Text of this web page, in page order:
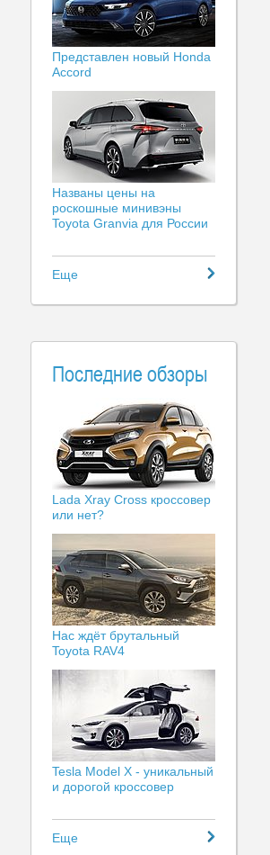
Представлен новый Honda
Accord
Названы цены на
роскошные минивэны
Toyota Granvia для России
Еще
Последние обзоры
Lada Xray Cross кроссовер
или нет?
Нас ждёт брутальный
Toyota RAV4
Tesla Model X - уникальный
и дорогой кроссовер
Еще